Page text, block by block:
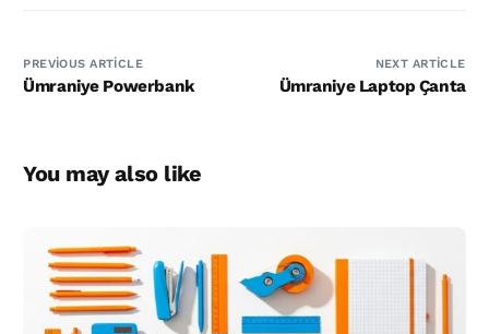
PREVIOUS ARTICLE
Ümraniye Powerbank
NEXT ARTICLE
Ümraniye Laptop Çanta
You may also like